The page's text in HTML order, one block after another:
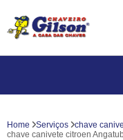
Home Serviços chave
chave canivete citroen